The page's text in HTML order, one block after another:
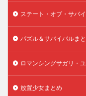
ステート・オブ・サバ
パズル＆サバイバルま
ロマンシングサガリ・
放置少女まとめ